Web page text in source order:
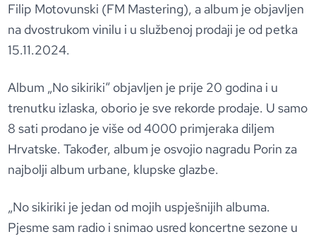
Filip Motovunski (FM Mastering), a album je objavljen
na dvostrukom vinilu i u službenoj prodaji je od petka
15.11.2024.
Album „No sikiriki“ objavljen je prije 20 godina i u
trenutku izlaska, oborio je sve rekorde prodaje. U samo
8 sati prodano je više od 4000 primjeraka diljem
Hrvatske. Također, album je osvojio nagradu Porin za
najbolji album urbane, klupske glazbe.
„No sikiriki je jedan od mojih uspješnijih albuma.
Pjesme sam radio i snimao usred koncertne sezone u